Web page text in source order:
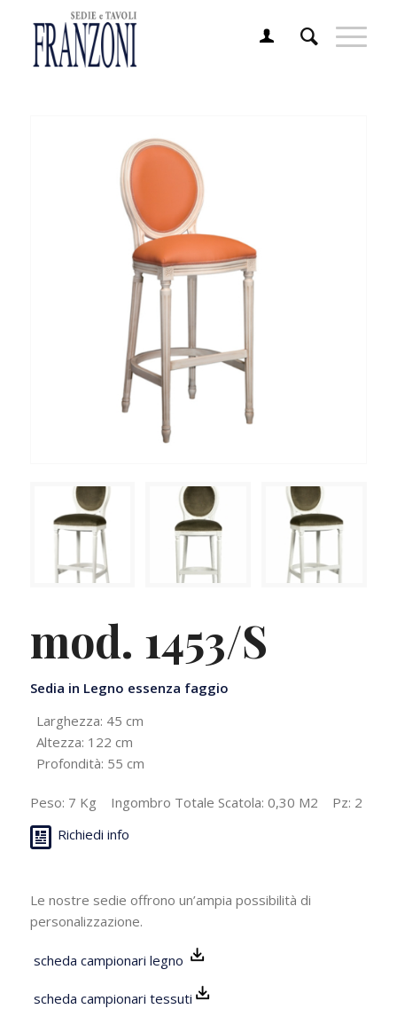
mod. 1453/S
Sedia in Legno essenza faggio
Larghezza: 45 cm
Altezza: 122 cm
Profondità: 55 cm
Peso: 7 Kg Ingombro Totale Scatola: 0,30 M2 Pz: 2
Richiedi info
Le nostre sedie offrono un’ampia possibilità di
personalizzazione.
scheda campionari legno
scheda campionari tessuti